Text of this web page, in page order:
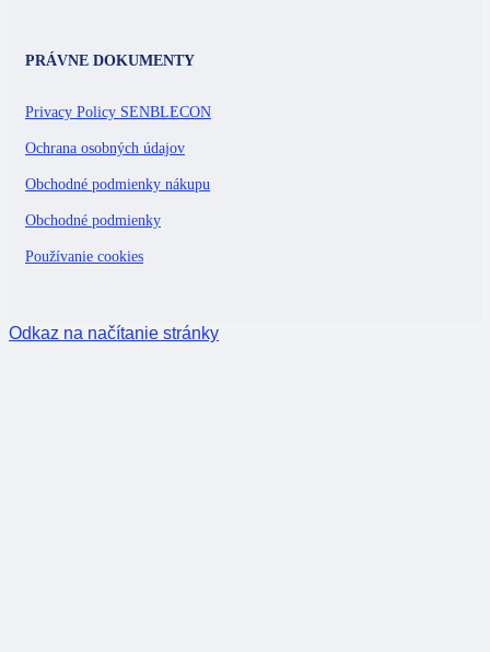
PRÁVNE DOKUMENTY
Privacy Policy SENBLECON
Ochrana osobných údajov
Obchodné podmienky nákupu
Obchodné podmienky
Používanie cookies
Odkaz na načítanie stránky